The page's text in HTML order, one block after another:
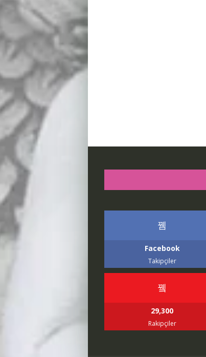
Facebook
Takipçiler
29,300
Rakipçiler